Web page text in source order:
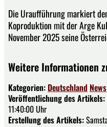
Die Uraufführung markiert
Koproduktion mit der Arge
November 2025 seine
Weitere Informationen
Kategorien: Deutschland News
Veröffentlichung des Artikels:
11:40:00 Uhr
Erstellung des Artikels: